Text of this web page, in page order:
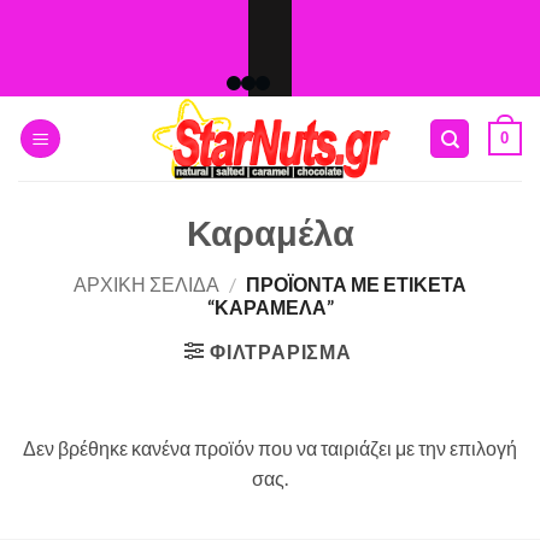
0
Καραμέλα
ΑΡΧΙΚΉ ΣΕΛΊΔΑ / ΠΡΟΪΌΝΤΑ ΜΕ ΕΤΙΚΈΤΑ
“ΚΑΡΑΜΈΛΑ”
ΦΙΛΤΡΆΡΙΣΜΑ
Δεν βρέθηκε κανένα προϊόν που να ταιριάζει με την επιλογή
σας.